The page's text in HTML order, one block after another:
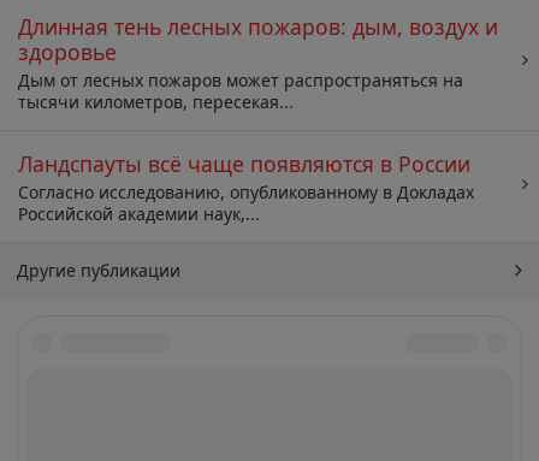
Длинная тень лесных пожаров: дым, воздух и
здоровье
Дым от лесных пожаров может распространяться на
тысячи километров, пересекая...
Ландспауты всё чаще появляются в России
Согласно исследованию, опубликованному в Докладах
Российской академии наук,...
Другие публикации